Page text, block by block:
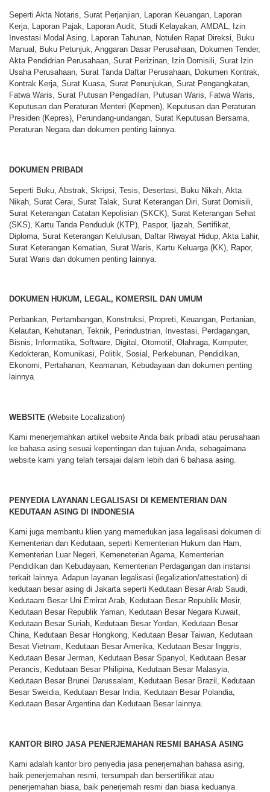
Seperti Akta Notaris, Surat Perjanjian, Laporan Keuangan, Laporan
Kerja, Laporan Pajak, Laporan Audit, Studi Kelayakan, AMDAL, Izin
Investasi Modal Asing, Laporan Tahunan, Notulen Rapat Direksi, Buku
Manual, Buku Petunjuk, Anggaran Dasar Perusahaan, Dokumen Tender,
Akta Pendidrian Perusahaan, Surat Perizinan, Izin Domisili, Surat Izin
Usaha Perusahaan, Surat Tanda Daftar Perusahaan, Dokumen Kontrak,
Kontrak Kerja, Surat Kuasa, Surat Penunjukan, Surat Pengangkatan,
Fatwa Waris, Surat Putusan Pengadilan, Putusan Waris, Fatwa Waris,
Keputusan dan Peraturan Menteri (Kepmen), Keputusan dan Peraturan
Presiden (Kepres), Perundang-undangan, Surat Keputusan Bersama,
Peraturan Negara dan dokumen penting lainnya.
DOKUMEN PRIBADI
Seperti Buku, Abstrak, Skripsi, Tesis, Desertasi, Buku Nikah, Akta
Nikah, Surat Cerai, Surat Talak, Surat Keterangan Diri, Surat Domisili,
Surat Keterangan Catatan Kepolisian (SKCK), Surat Keterangan Sehat
(SKS), Kartu Tanda Penduduk (KTP), Paspor, Ijazah, Sertifikat,
Diploma, Surat Keterangan Kelulusan, Daftar Riwayat Hidup, Akta Lahir,
Surat Keterangan Kematian, Surat Waris, Kartu Keluarga (KK), Rapor,
Surat Waris dan dokumen penting lainnya.
DOKUMEN HUKUM, LEGAL, KOMERSIL DAN UMUM
Perbankan, Pertambangan, Konstruksi, Propreti, Keuangan, Pertanian,
Kelautan, Kehutanan, Teknik, Perindustrian, Investasi, Perdagangan,
Bisnis, Informatika, Software, Digital, Otomotif, Olahraga, Komputer,
Kedokteran, Komunikasi, Politik, Sosial, Perkebunan, Pendidikan,
Ekonomi, Pertahanan, Keamanan, Kebudayaan dan dokumen penting
lainnya.
WEBSITE (Website Localization)
Kami menerjemahkan artikel website Anda baik pribadi atau perusahaan
ke bahasa asing sesuai kepentingan dan tujuan Anda, sebagaimana
website kami yang telah tersajai dalam lebih dari 6 bahasa asing.
PENYEDIA LAYANAN LEGALISASI DI KEMENTERIAN DAN
KEDUTAAN ASING DI INDONESIA
Kami juga membantu klien yang memerlukan jasa legalisasi dokumen di
Kementerian dan Kedutaan, seperti Kementerian Hukum dan Ham,
Kementerian Luar Negeri, Kemeneterian Agama, Kementerian
Pendidikan dan Kebudayaan, Kementerian Perdagangan dan instansi
terkait lainnya. Adapun layanan legalisasi (legalization/attestation) di
kedutaan besar asing di Jakarta seperti Kedutaan Besar Arab Saudi,
Kedutaam Besar Uni Emirat Arab, Kedutaan Besar Republik Mesir,
Kedutaan Besar Republik Yaman, Kedutaan Besar Negara Kuwait,
Kedutaan Besar Suriah, Kedutaan Besar Yordan, Kedutaan Besar
China, Kedutaan Besar Hongkong, Kedutaan Besar Taiwan, Kedutaan
Besat Vietnam, Kedutaan Besar Amerika, Kedutaan Besar Inggris,
Kedutaan Besar Jerman, Kedutaan Besar Spanyol, Kedutaan Besar
Perancis, Kedutaan Besar Philipina, Kedutaan Besar Malasyia,
Kedutaan Besar Brunei Darussalam, Kedutaan Besar Brazil, Kedutaan
Besar Sweidia, Kedutaan Besar India, Kedutaan Besar Polandia,
Kedutaan Besar Argentina dan Kedutaan Besar lainnya.
KANTOR BIRO JASA PENERJEMAHAN RESMI BAHASA ASING
Kami adalah kantor biro penyedia jasa penerjemahan bahasa asing,
baik penerjemahan resmi, tersumpah dan bersertifikat atau
penerjemahan biasa, baik penerjemah resmi dan biasa keduanya